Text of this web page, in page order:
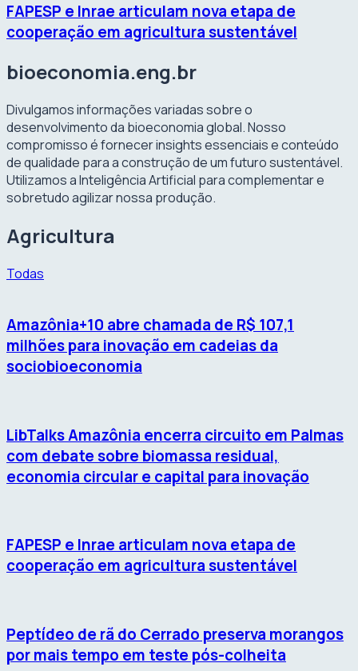
FAPESP e Inrae articulam nova etapa de
cooperação em agricultura sustentável
bioeconomia.eng.br
Divulgamos informações variadas sobre o
desenvolvimento da bioeconomia global. Nosso
compromisso é fornecer insights essenciais e conteúdo
de qualidade para a construção de um futuro sustentável.
Utilizamos a Inteligência Artificial para complementar e
sobretudo agilizar nossa produção.
Agricultura
Todas
Amazônia+10 abre chamada de R$ 107,1
milhões para inovação em cadeias da
sociobioeconomia
LibTalks Amazônia encerra circuito em Palmas
com debate sobre biomassa residual,
economia circular e capital para inovação
FAPESP e Inrae articulam nova etapa de
cooperação em agricultura sustentável
Peptídeo de rã do Cerrado preserva morangos
por mais tempo em teste pós-colheita